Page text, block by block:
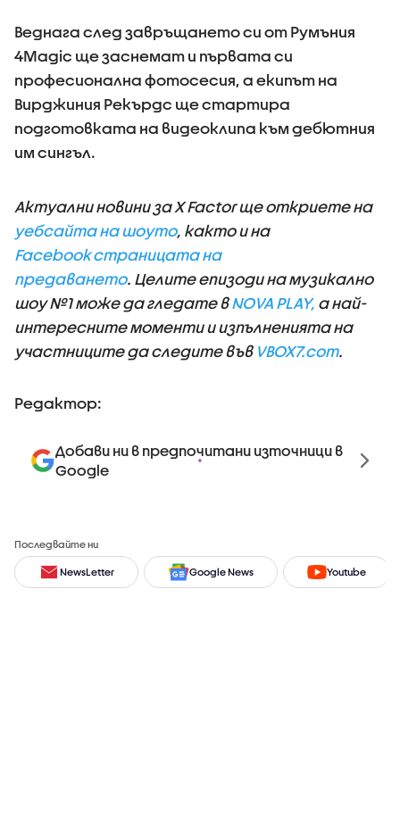
Веднага след завръщането си от Румъния
4Magic ще заснемат и първата си
професионална фотосесия, а екипът на
Вирджиния Рекърдс ще стартира
подготовката на видеоклипа към дебютния
им сингъл.
Актуални новини за X Factor ще откриете на
уебсайта на шоуто, както и на
Facebook страницата на
предаването. Целите епизоди на музикално
шоу №1 може да гледате вNOVA PLAY, a най-
интересните моменти и изпълненията на
участниците да следите във VBOX7.com.
Редактор:
Добави ни в предпочитани източници в
Google
Последвайте ни
NewsLetter Google News Youtube